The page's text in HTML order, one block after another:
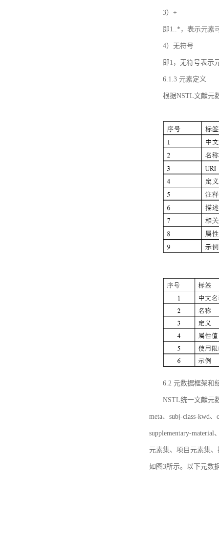
3）+
即1..*，表示元素
4）无符号
即1，无符号表示
6.1.3 元素定义
根据NSTL文献元
6.2 元数据框架和
NSTL统一文献元
meta、subj-class-kwd
supplementary-
元素集、项目元素集
如图3所示。以下元数